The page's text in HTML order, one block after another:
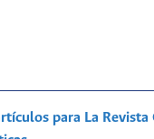
para La